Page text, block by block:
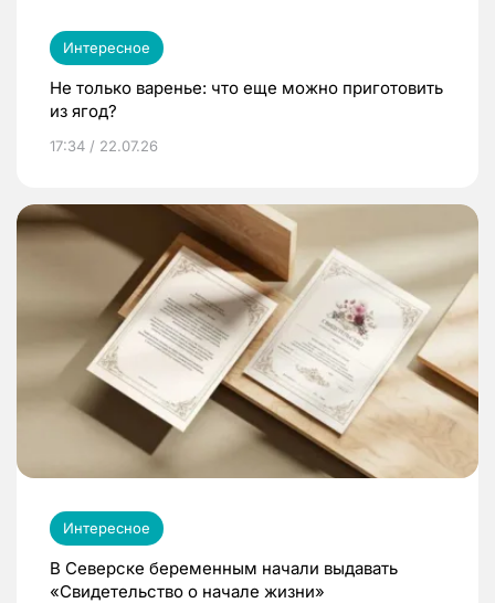
Интересное
Не только варенье: что еще можно приготовить
из ягод?
17:34 / 22.07.26
Интересное
В Северске беременным начали выдавать
«Свидетельство о начале жизни»